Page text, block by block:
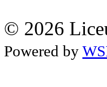
© 2026
Powered by